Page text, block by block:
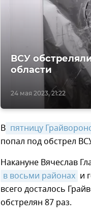
24 мая 2023, 21:22
ВСУ
области
В пятницу
попал под обстрел
Накануне Вячеслав
в восьми районах и
всего досталось
обстрелян 87 раз.